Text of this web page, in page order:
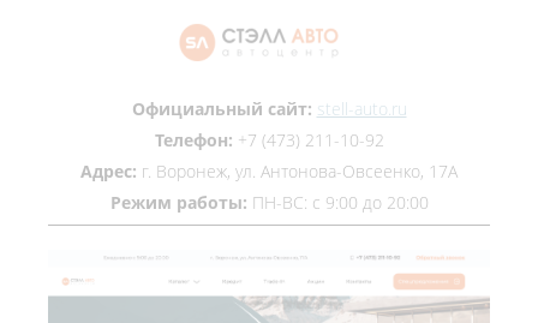
Официальный сайт: stell-auto.ru
Телефон: +7 (473) 211-10-92
Адрес: г. Воронеж, ул. Антонова-Овсеенко, 17А
Режим работы: ПН-ВС: с 9:00 до 20:00